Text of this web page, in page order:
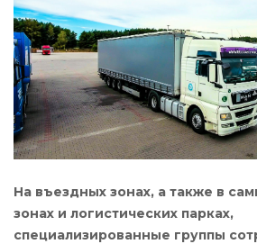
На въездных зонах, а также в
зонах и логистических парках,
специализированные группы